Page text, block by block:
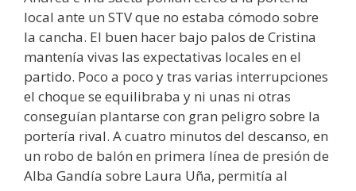
local ante un STV que no estaba cómodo sobre
la cancha. El buen hacer bajo palos de Cristina
mantenía vivas las expectativas locales en el
partido. Poco a poco y tras varias interrupciones
el choque se equilibraba y ni unas ni otras
conseguían plantarse con gran peligro sobre la
portería rival. A cuatro minutos del descanso, en
un robo de balón en primera línea de presión de
Alba Gandía sobre Laura Uña, permitía al